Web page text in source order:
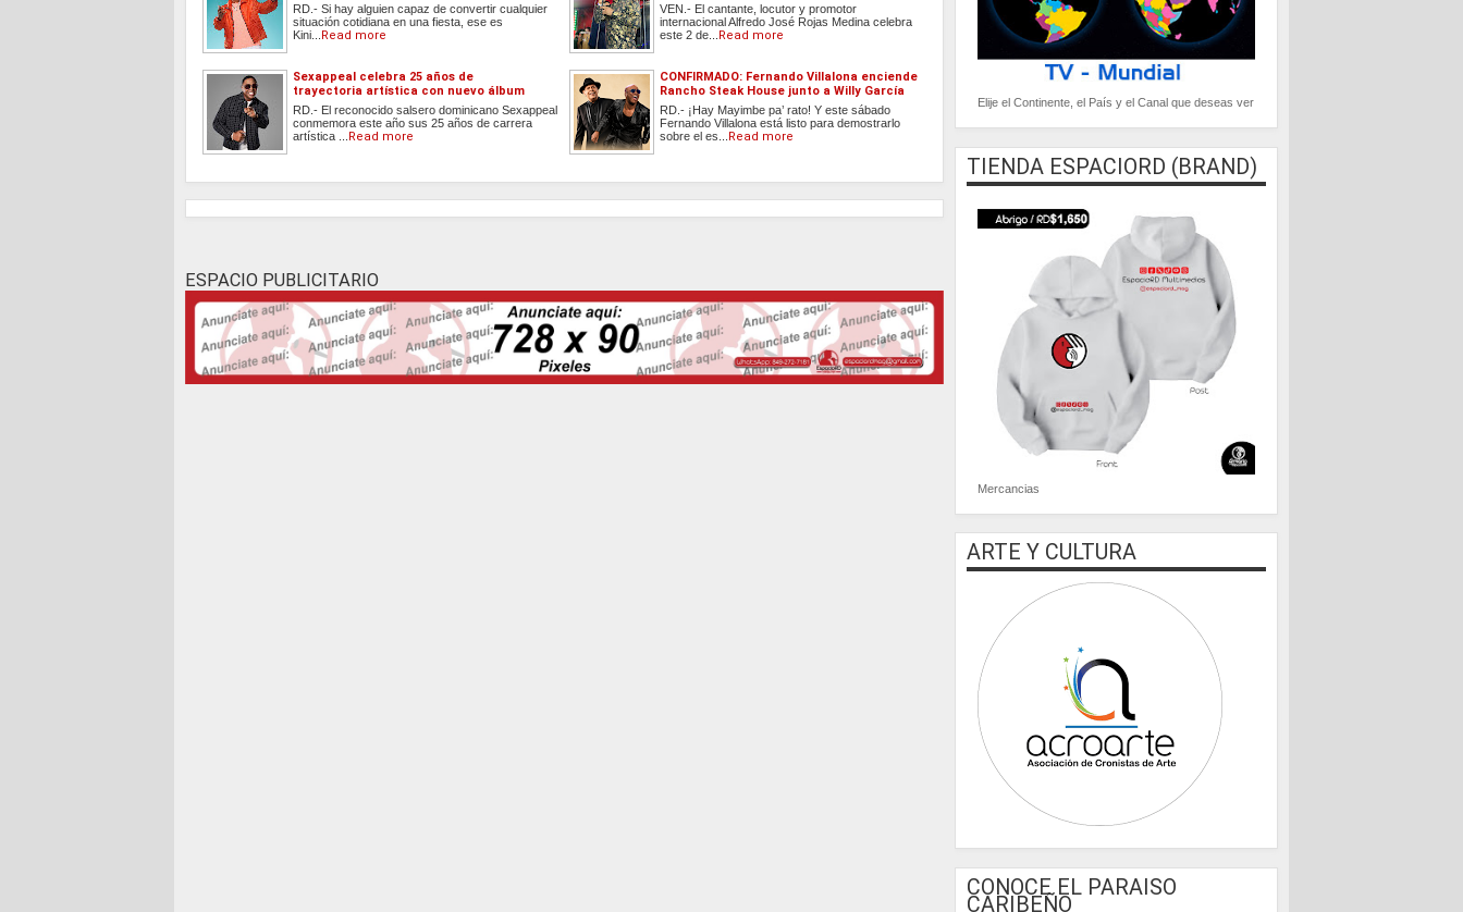
RD.- Si hay alguien capaz de convertir cualquier
situación cotidiana en una fiesta, ese es
Kini... Read more
VEN.- El cantante, locutor y promotor
internacional Alfredo José Rojas Medina celebra
este 2 de... Read more
Sexappeal celebra 25 años de
trayectoria artística con nuevo álbum
RD.- El reconocido salsero dominicano Sexappeal
conmemora este año sus 25 años de carrera
artística ... Read more
CONFIRMADO: Fernando Villalona enciende
Rancho Steak House junto a Willy García
RD.- ¡Hay Mayimbe pa’ rato! Y este sábado
Fernando Villalona está listo para demostrarlo
sobre el es... Read more
ESPACIO PUBLICITARIO
Elije el Continente, el País y el Canal que deseas ver
TIENDA ESPACIORD (BRAND)
Mercancias
ARTE Y CULTURA
CONOCE EL PARAISO
CARIBEÑO